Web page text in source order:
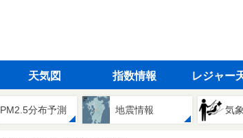
天気図 指数情報 レジャー
PM2.5分布予測 地震情報 気